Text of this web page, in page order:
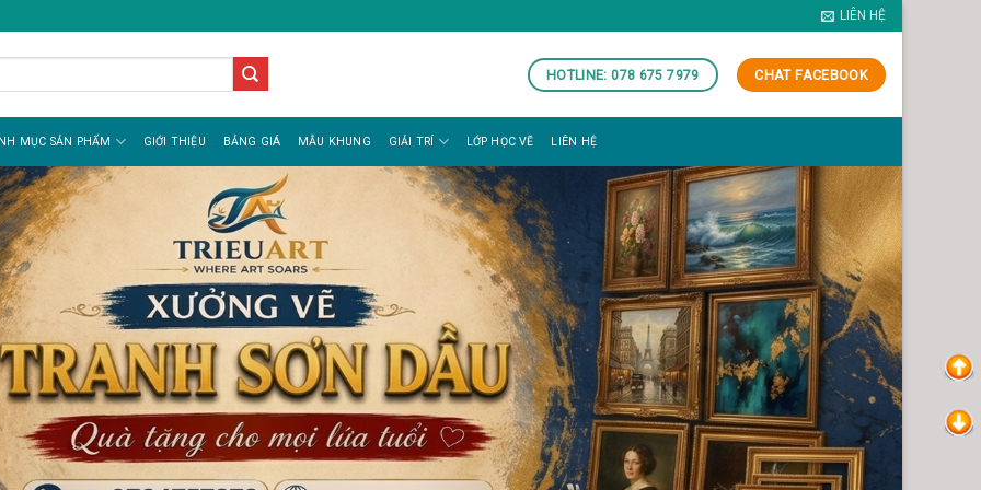
LIÊN HỆ
HOTLINE: 078 675 7979 CHAT FACEBOOK
MỤC SẢN PHẨM GIỚI THIỆU BẢNG GIÁ MẪU KHUNG GIẢI TRÍ LỚP HỌC VẼ LIÊN HỆ